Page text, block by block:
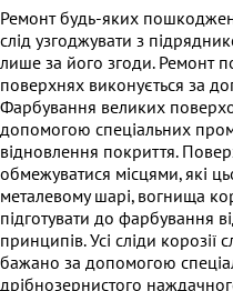
Ремонт будь-яких
слід узгоджувати з
лише за його згоди. Ремонт
поверхнях виконується за
Фарбування великих
допомогою спеціальних
відновлення покриття.
обмежуватися місцями, які
металевому шарі, вогнища
підготувати до фарбування
принципів. Усі сліди
бажано за допомогою
дрібнозернистого